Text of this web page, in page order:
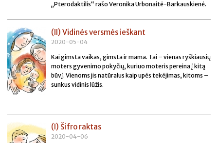
„Pterodaktilis“ rašo Veronika Urbonaitė-Barkauskienė.
(II) Vidinės versmės ieškant
2020-05-04
Kai gimsta vaikas, gimsta ir mama. Tai – vienas ryškiausių
moters gyvenimo pokyčių, kuriuo moteris pereina į kitą
būvį. Vienoms jis natūralus kaip upės tekėjimas, kitoms –
sunkus vidinis lūžis.
(I) Šifro raktas
2020-04-06